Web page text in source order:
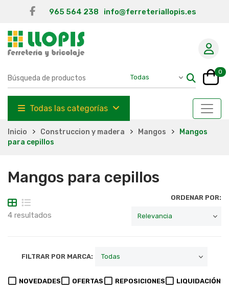
965 564 238 info@ferreteriallopis.es
0
Todas las categorías
Inicio Construccion y madera Mangos
Mangos
para cepillos
Mangos para cepillos
4 resultados
ORDENAR POR:
FILTRAR POR MARCA:
NOVEDADES OFERTAS REPOSICIONES LIQUIDACIÓN